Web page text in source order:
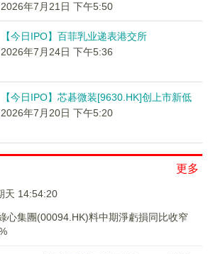
2026年7月21日 下午5:50
【今日IPO】百菲乳业递表港交所
2026年7月24日 下午5:36
【今日IPO】芯碁微装[9630.HK]创上市新低
2026年7月20日 下午5:20
更多
天 14:54:20
心集團(00094.HK)料中期淨虧損同比收窄